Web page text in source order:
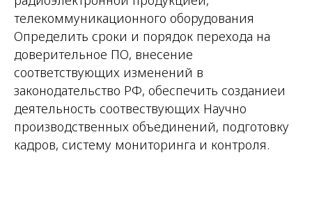
телекоммуникационного оборудования
Определить сроки и порядок перехода на
доверительное ПО, внесение
соответствующих изменений в
законодательство РФ, обеспечить созданиеи
деятельность соотвествующих Научно
производственных объединений, подготовку
кадров, систему мониторинга и контроля.